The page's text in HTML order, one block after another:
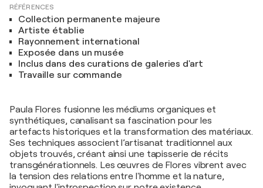
RÉFÉRENCES
Collection permanente majeure
Artiste établie
Rayonnement international
Exposée dans un musée
Inclus dans des curations de galeries d'art
Travaille sur commande
Paula Flores fusionne les médiums organiques et
synthétiques, canalisant sa fascination pour les
artefacts historiques et la transformation des matériaux.
Ses techniques associent l’artisanat traditionnel aux
objets trouvés, créant ainsi une tapisserie de récits
transgénérationnels. Les œuvres de Flores vibrent avec
la tension des relations entre l'homme et la nature,